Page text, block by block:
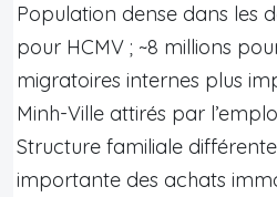
Population dense dans les
pour HCMV ; ~8 millions
migratoires internes plus
Minh-Ville attirés par
Structure familiale
importante des achats